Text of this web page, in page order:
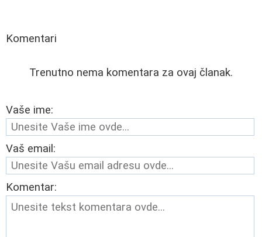
Komentari
Trenutno nema komentara za ovaj članak.
Vaše ime:
Vaš email:
Komentar: